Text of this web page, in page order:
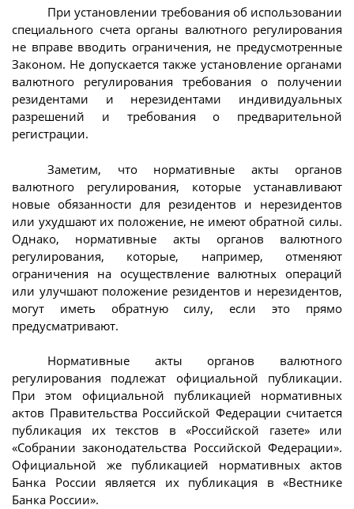
При установлении требования об использовании
специального счета органы валютного регулирования
не вправе вводить ограничения, не предусмотренные
Законом. Не допускается также установление органами
валютного регулирования требования о получении
резидентами и нерезидентами индивидуальных
разрешений и требования о предварительной
регистрации.
Заметим, что нормативные акты органов
валютного регулирования, которые устанавливают
новые обязанности для резидентов и нерезидентов
или ухудшают их положение, не имеют обратной силы.
Однако, нормативные акты органов валютного
регулирования, которые, например, отменяют
ограничения на осуществление валютных операций
или улучшают положение резидентов и нерезидентов,
могут иметь обратную силу, если это прямо
предусматривают.
Нормативные акты органов валютного
регулирования подлежат официальной публикации.
При этом официальной публикацией нормативных
актов Правительства Российской Федерации считается
публикация их текстов в «Российской газете» или
«Собрании законодательства Российской Федерации».
Официальной же публикацией нормативных актов
Банка России является их публикация в «Вестнике
Банка России».